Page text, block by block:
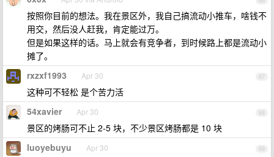
按照你目前的想法。我在景区外，我自己搞流动小推车，啥钱不
用交，然后没人赶我，肯定能过万。
但是如果这样的话。马上就会有竞争者，到时候路上都是流动小
摊了。
67
rxzxf1993 Apr 30
这种可不轻松 是个苦力活
68
54xavier Apr 30
景区的烤肠可不止 2-5 块，不少景区烤肠都是 10 块
69
luoyebuyu Apr 30